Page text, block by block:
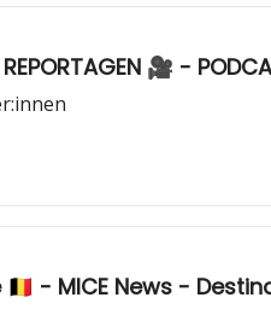
🎥 -
- MICE News -